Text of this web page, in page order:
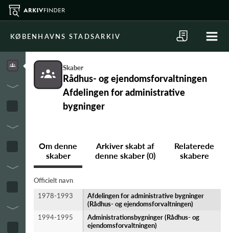
KØBENHAVNS STADSARKIV
Skaber
Rådhus- og ejendomsforvaltningen
Afdelingen for administrative
bygninger
Om denne
skaber
Arkiver skabt af
denne skaber (0)
Relaterede
skabere
Officielt navn
1978-1993
Afdelingen for administrative bygninger
(Rådhus- og ejendomsforvaltningen)
1994-1995
Administrationsbygninger (Rådhus- og
ejendomsforvaltningen)